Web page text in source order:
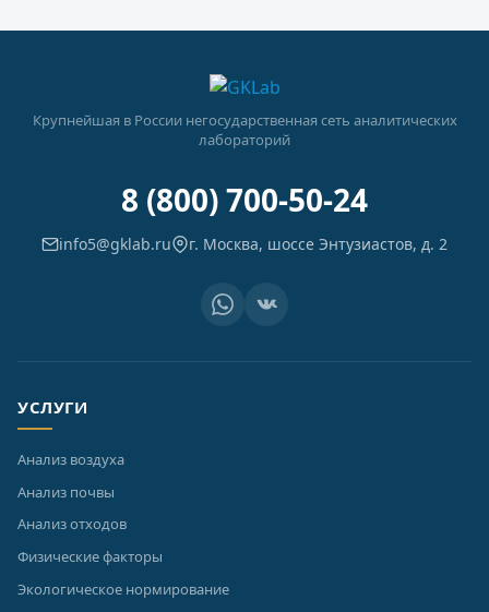
Крупнейшая в России негосударственная сеть аналитических
лабораторий
8 (800) 700-50-24
info5@gklab.ru г. Москва, шоссе Энтузиастов, д. 2
УСЛУГИ
Анализ воздуха
Анализ почвы
Анализ отходов
Физические факторы
Экологическое нормирование